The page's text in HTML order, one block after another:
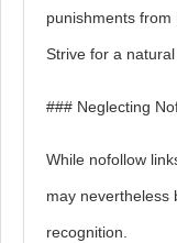
punishments from
Strive for a
### Neglecting
While nofollow
may nevertheless
recognition.